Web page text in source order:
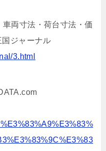
両寸法・荷台寸法・価
ジャーナル
3.html